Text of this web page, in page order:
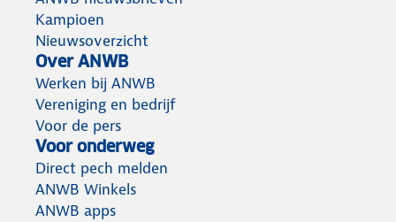
Kampioen
Nieuwsoverzicht
Over ANWB
Werken bij ANWB
Vereniging en bedrijf
Voor de pers
Voor onderweg
Direct pech melden
ANWB Winkels
ANWB apps